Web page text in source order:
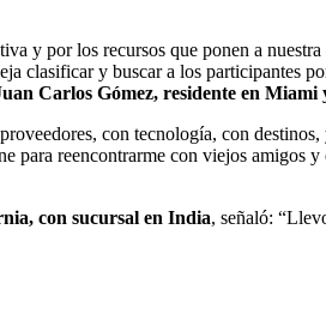
y por los recursos que ponen a
y buscar a los participantes
Carlos Gómez, residente en
con tecnología, con
para reencontrarme con viejos amigos y
con sucursal en India, señaló: